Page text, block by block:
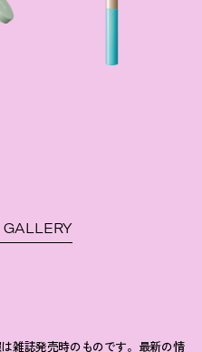
雑誌発売時のものです。最新の情